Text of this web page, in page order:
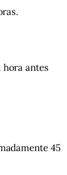
hora antes
45